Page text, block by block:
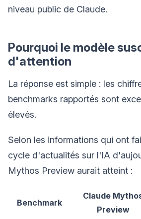
niveau public de Claude.
Pourquoi le modèle
d'attention
La réponse est simple : les
benchmarks rapportés sont
élevés.
Selon les informations qui ont
cycle d'actualités sur l'IA
Mythos Preview aurait atteint :
Benchmark
Claude
Preview